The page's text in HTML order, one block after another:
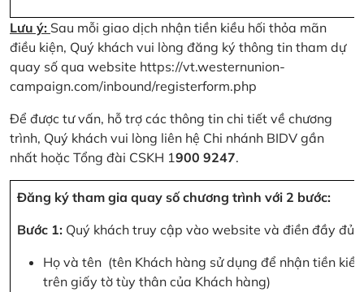
Lưu ý: Sau mỗi giao dịch nhận tiền kiều hối thỏa mãn
điều kiện, Quý khách vui lòng đăng ký thông tin tham dự
quay số qua website https://vt.westernunion-
campaign.com/inbound/registerform.php
Để được tư vấn, hỗ trợ các thông tin chi tiết về chương
trình, Quý khách vui lòng liên hệ Chi nhánh BIDV gần
nhất hoặc Tổng đài CSKH 1900 9247.
Đăng ký tham gia quay số chương trình với 2 bước:
Bước 1: Quý khách truy cập vào website và điền đầy đủ
Họ và tên (tên Khách hàng sử dụng để nhận tiền
trên giấy tờ tùy thân của Khách hàng)